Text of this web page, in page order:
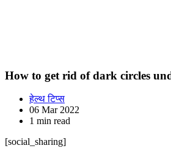
How to get rid of dark circles
हेल्थ टिप्स
06 Mar 2022
1 min read
[social_sharing]